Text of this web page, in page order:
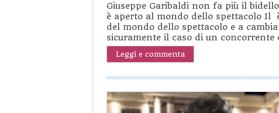
Giuseppe Garibaldi non fa più il
è aperto al mondo dello spettacolo Il
del mondo dello spettacolo e a
sicuramente il caso di un
Leggi e commenta